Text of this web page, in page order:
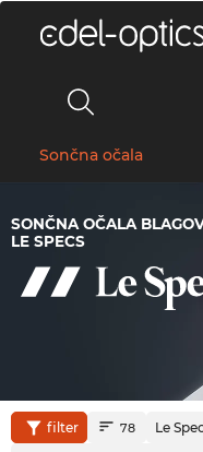
Sončna očala
SONČNA OČALA
LE SPECS
filter 78 Le